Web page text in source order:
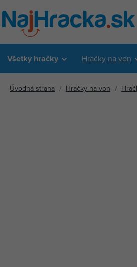
Všetky hračky Hračky na von
Úvodná strana Hračky na von